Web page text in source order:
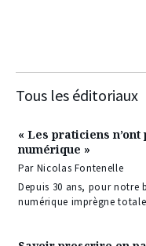
Tous les éditoriaux
« Les praticiens
numérique »
Par Nicolas Fontenelle
Depuis 30 ans, pour notre
numérique imprègne